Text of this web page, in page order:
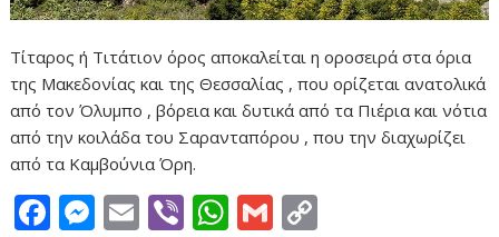
Τίταρος ή Τιτάτιον όρος αποκαλείται η οροσειρά στα όρια
της Μακεδονίας και της Θεσσαλίας , που ορίζεται ανατολικά
από τον Όλυμπο , βόρεια και δυτικά από τα Πιέρια και νότια
από την κοιλάδα του Σαρανταπόρου , που την διαχωρίζει
από τα Καμβούνια Όρη.
F M E Vi W G